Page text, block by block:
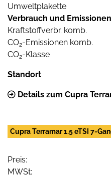
Umweltplakette
Verbrauch und
Kraftstoffverbr. komb.
CO2-Emissionen komb.
CO2-Klasse
Standort
Details zum Cupra
Cupra Terramar 1.5 eTSI 7-
Preis:
MWSt: